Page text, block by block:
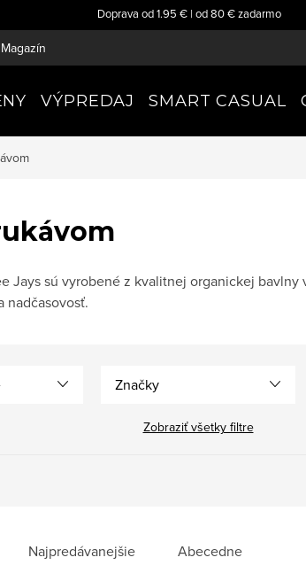
Doprava od 1.95 € | od 80 € zadarmo
Magazín
VÝPREDAJ SMART CASUAL
Jays sú vyrobené z kvalitnej organickej
nadčasovosť.
Značky
Zobraziť všetky filtre
Najpredávanejšie Abecedne